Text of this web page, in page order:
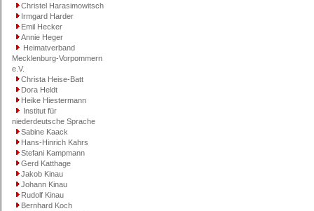
Christel Harasimowitsch
Irmgard Harder
Emil Hecker
Annie Heger
Heimatverband
Mecklenburg-Vorpommern
e.V.
Christa Heise-Batt
Dora Heldt
Heike Hiestermann
Institut für
niederdeutsche Sprache
Sabine Kaack
Hans-Hinrich Kahrs
Stefani Kampmann
Gerd Katthage
Jakob Kinau
Johann Kinau
Rudolf Kinau
Bernhard Koch